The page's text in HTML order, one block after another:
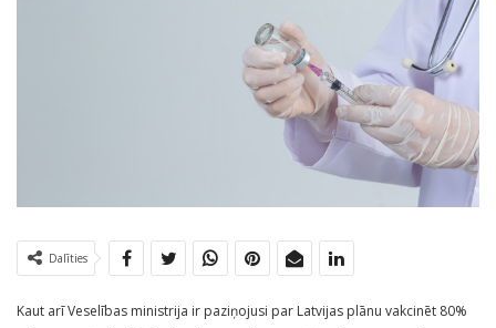
Dalīties
Kaut arī Veselības ministrija ir paziņojusi par Latvijas plānu vakcinēt 80%